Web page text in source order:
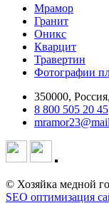
Мрамор
Гранит
Оникс
Кварцит
Травертин
Фотографии
350000,
8 800 505 20 45
© Хозяйка медной
SEO оптимизация